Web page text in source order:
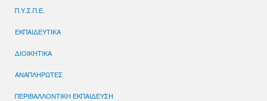
Π.Υ.Σ.Π.Ε.
ΕΚΠΑΙΔΕΥΤΙΚΑ
ΔΙΟΙΚΗΤΙΚΑ
ΑΝΑΠΛΗΡΩΤΕΣ
ΠΕΡΙΒΑΛΛΟΝΤΙΚΗ ΕΚΠΑΙΔΕΥΣΗ